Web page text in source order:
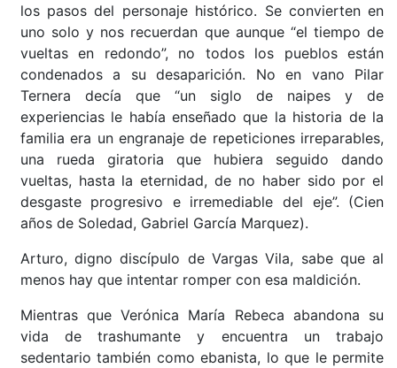
los pasos del personaje histórico. Se convierten en
uno solo y nos recuerdan que aunque “el tiempo de
vueltas en redondo”, no todos los pueblos están
condenados a su desaparición. No en vano Pilar
Ternera decía que “un siglo de naipes y de
experiencias le había enseñado que la historia de la
familia era un engranaje de repeticiones irreparables,
una rueda giratoria que hubiera seguido dando
vueltas, hasta la eternidad, de no haber sido por el
desgaste progresivo e irremediable del eje”. (Cien
años de Soledad, Gabriel García Marquez).
Arturo, digno discípulo de Vargas Vila, sabe que al
menos hay que intentar romper con esa maldición.
Mientras que Verónica María Rebeca abandona su
vida de trashumante y encuentra un trabajo
sedentario también como ebanista, lo que le permite